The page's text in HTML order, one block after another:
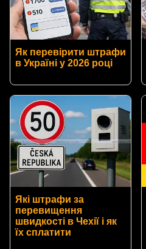
Як перевірити штрафи
в Україні у 2026 році
Які штрафи за
перевищення
швидкості в Чехії і як
їх сплатити